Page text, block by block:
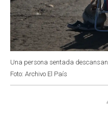
Una persona sentada
Foto: Archivo El País